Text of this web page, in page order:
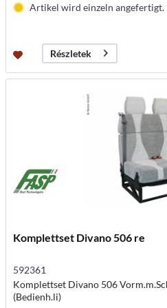
Artikel wird einzeln angefertigt.
Részletek
Komplettset Divano 506 re
592361
Komplettset Divano 506
(Bedienh.li)